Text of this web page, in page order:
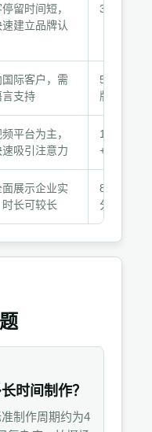
留时间短，
速建立品牌认
3分钟
际客户，需
言支持
5分钟4K
版
平台为主，
速吸引注意力
1分钟
+横版
面展示企业实
时长可较长
8分钟4K
分钟精简
时间制作？
制作周期约为4